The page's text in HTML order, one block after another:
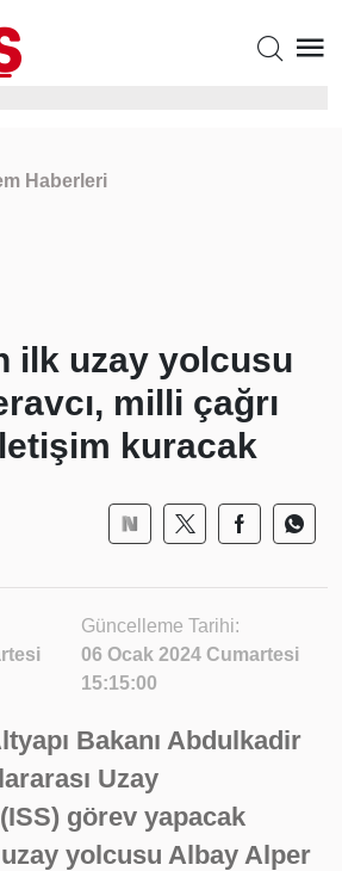
Haberleri
ilk uzay yolcusu
milli çağrı
kuracak
Güncelleme Tarihi:
06 Ocak 2024 Cumartesi
15:15:00
Bakanı Abdulkadir
Uzay
görev yapacak
yolcusu Albay Alper